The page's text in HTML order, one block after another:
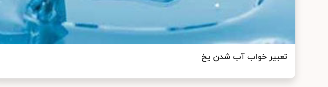
تعبیر خواب آب شدن یخ